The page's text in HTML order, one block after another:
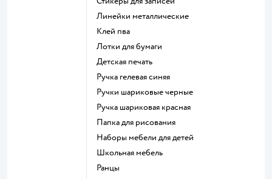
Линейки металлические
Клей пва
Лотки для бумаги
Детская печать
Ручка гелевая синяя
Ручки шариковые черные
Ручка шариковая красная
Папка для рисования
Наборы мебели для детей
Школьная мебель
Ранцы